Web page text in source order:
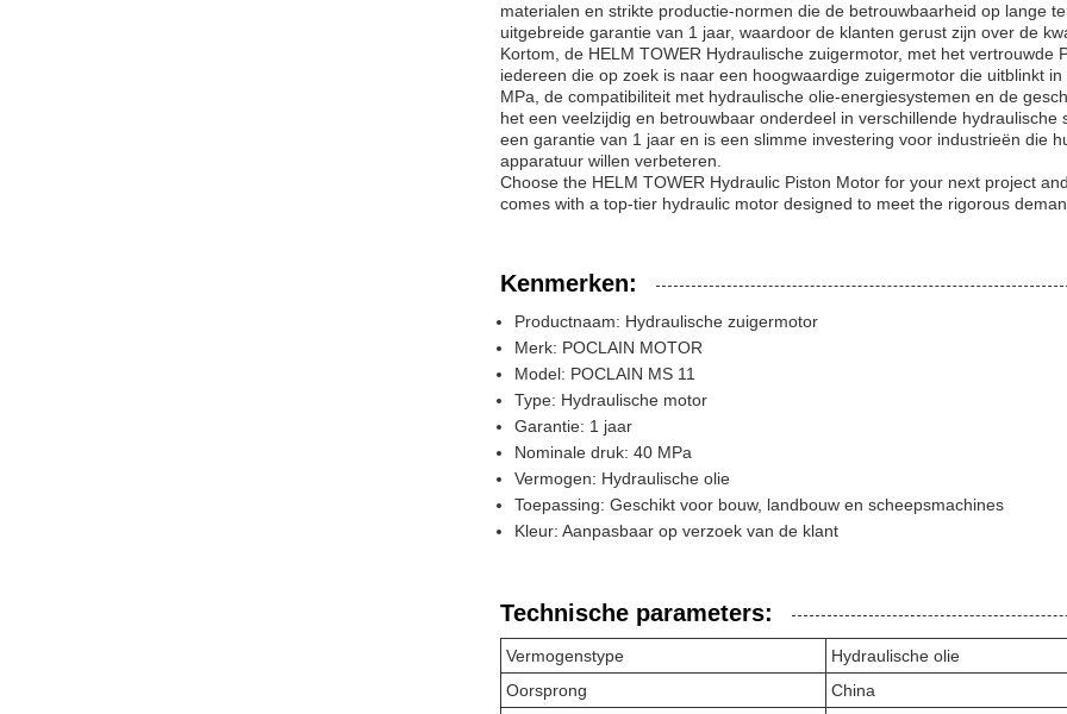
materialen en strikte productie-normen die de betrouwbaarheid op lange
uitgebreide garantie van 1 jaar, waardoor de klanten gerust zijn over de
Kortom, de HELM TOWER Hydraulische zuigermotor, met het vertrouwde
iedereen die op zoek is naar een hoogwaardige zuigermotor die uitblinkt
MPa, de compatibiliteit met hydraulische olie-energiesystemen en de
het een veelzijdig en betrouwbaar onderdeel in verschillende
een garantie van 1 jaar en is een slimme investering voor industrieën die
apparatuur willen verbeteren.
Choose the HELM TOWER Hydraulic Piston Motor for your next project
comes with a top-tier hydraulic motor designed to meet the rigorous
Kenmerken:
Productnaam: Hydraulische zuigermotor
Merk: POCLAIN MOTOR
Model: POCLAIN MS 11
Type: Hydraulische motor
Garantie: 1 jaar
Nominale druk: 40 MPa
Vermogen: Hydraulische olie
Toepassing: Geschikt voor bouw, landbouw en scheepsmachines
Kleur: Aanpasbaar op verzoek van de klant
Technische parameters:
Vermogenstype
Hydraulische olie
Oorsprong
China